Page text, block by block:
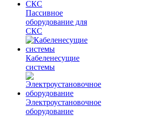
Пассивное
оборудование для
СКС
Кабеленесущие
системы
Электроустановочное
оборудование